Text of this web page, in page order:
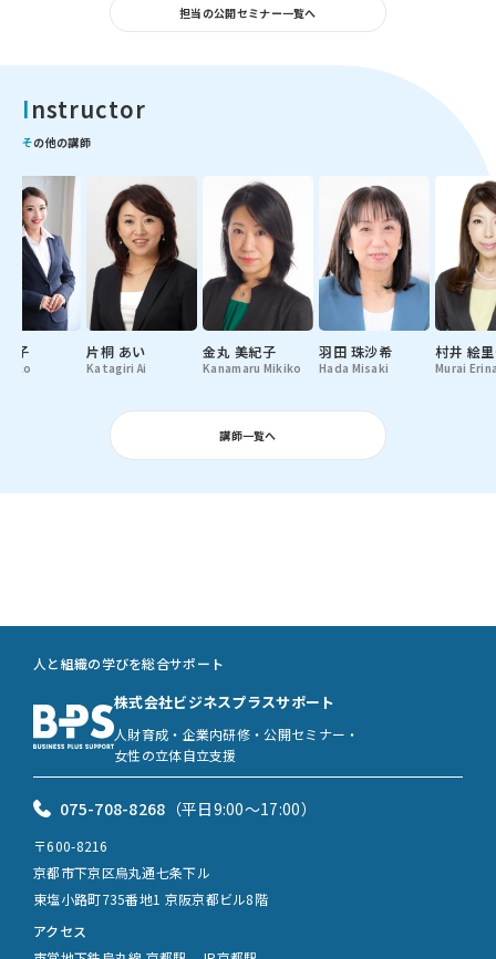
担当の公開セミナー一覧へ
Instructor
その他の講師
子 片桐 あい
Katagiri Ai
金丸 美紀子
Kanamaru Mikiko
羽田 珠沙希
Hada Misaki
村井 絵
Murai
講師一覧へ
人と組織の学びを総合サポート
株式会社ビジネスプラスサポート
人財育成・企業内研修・公開セミナー・
女性の立体自立支援
075-708-8268 （平日9:00〜17:00）
〒600-8216
京都市下京区烏丸通七条下ル
東塩小路町735番地1 京阪京都ビル8階
アクセス